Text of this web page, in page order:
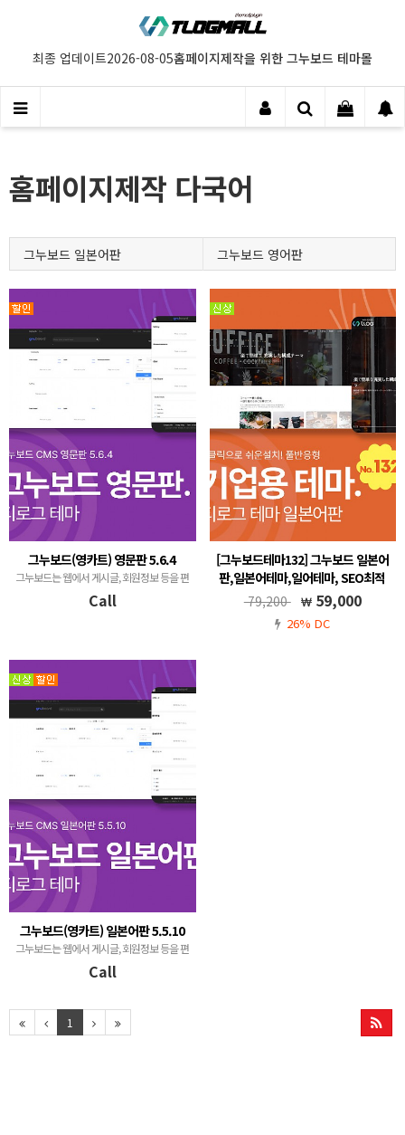
최종 업데이트2026-08-05홈페이지제작을 위한 그누보드 테마몰
홈페이지제작 다국어
그누보드 일본어판 그누보드 영어판
그누보드(영카트) 영문판 5.6.4
그누보드는 웹에서 게시글, 회원정보 등을 편
리하게 관리하는 게시판(BBS - Bulletin
Call
[그누보드테마132] 그누보드 일본어
판,일본어테마,일어테마, SEO최적
화, 티로그테마, 기업용 반응형 테마,
관리자에서 메뉴 생성 및 관리, 그누
보드5.6, 풀반응형
79,200 59,000
26% DC
그누보드(영카트) 일본어판 5.5.10
그누보드는 웹에서 게시글, 회원정보 등을 편
리하게 관리하는 게시판(BBS - Bulletin
Call
1